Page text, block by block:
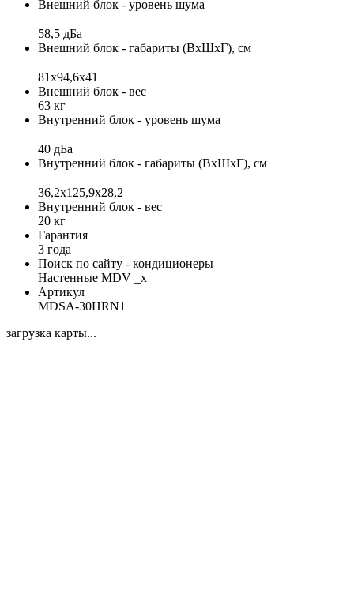
Внешний блок - уровень шума
58,5 дБа
Внешний блок - габариты (ВхШхГ), см
81х94,6x41
Внешний блок - вес
63 кг
Внутренний блок - уровень шума
40 дБа
Внутренний блок - габариты (ВхШхГ), см
36,2x125,9x28,2
Внутренний блок - вес
20 кг
Гарантия
3 года
Поиск по сайту - кондиционеры
Настенные MDV _x
Артикул
MDSA-30HRN1
загрузка карты...